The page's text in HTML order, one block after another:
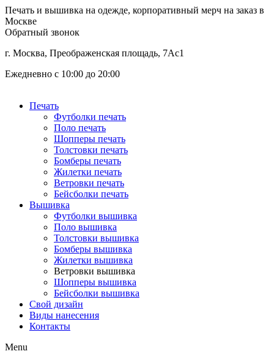
Печать и вышивка на одежде, корпоративный мерч на заказ в
Москве
Обратный звонок
г. Москва, Преображенская площадь, 7Ас1
Ежедневно с 10:00 до 20:00
Печать
Футболки печать
Поло печать
Шопперы печать
Толстовки печать
Бомберы печать
Жилетки печать
Ветровки печать
Бейсболки печать
Вышивка
Футболки вышивка
Поло вышивка
Толстовки вышивка
Бомберы вышивка
Жилетки вышивка
Ветровки вышивка
Шопперы вышивка
Бейсболки вышивка
Свой дизайн
Виды нанесения
Контакты
Menu